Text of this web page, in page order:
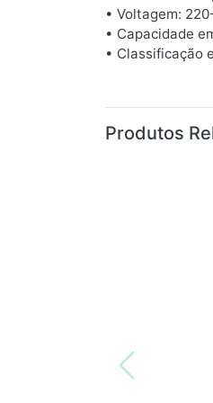
• Voltagem:
• Capacidade
• Classificação
Produtos